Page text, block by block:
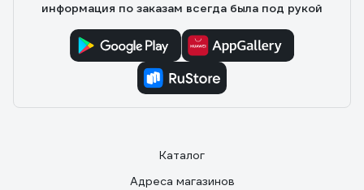
информация по заказам всегда была под рукой
Каталог
Адреса магазинов